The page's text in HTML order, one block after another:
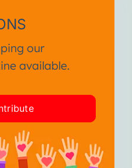
our
available.